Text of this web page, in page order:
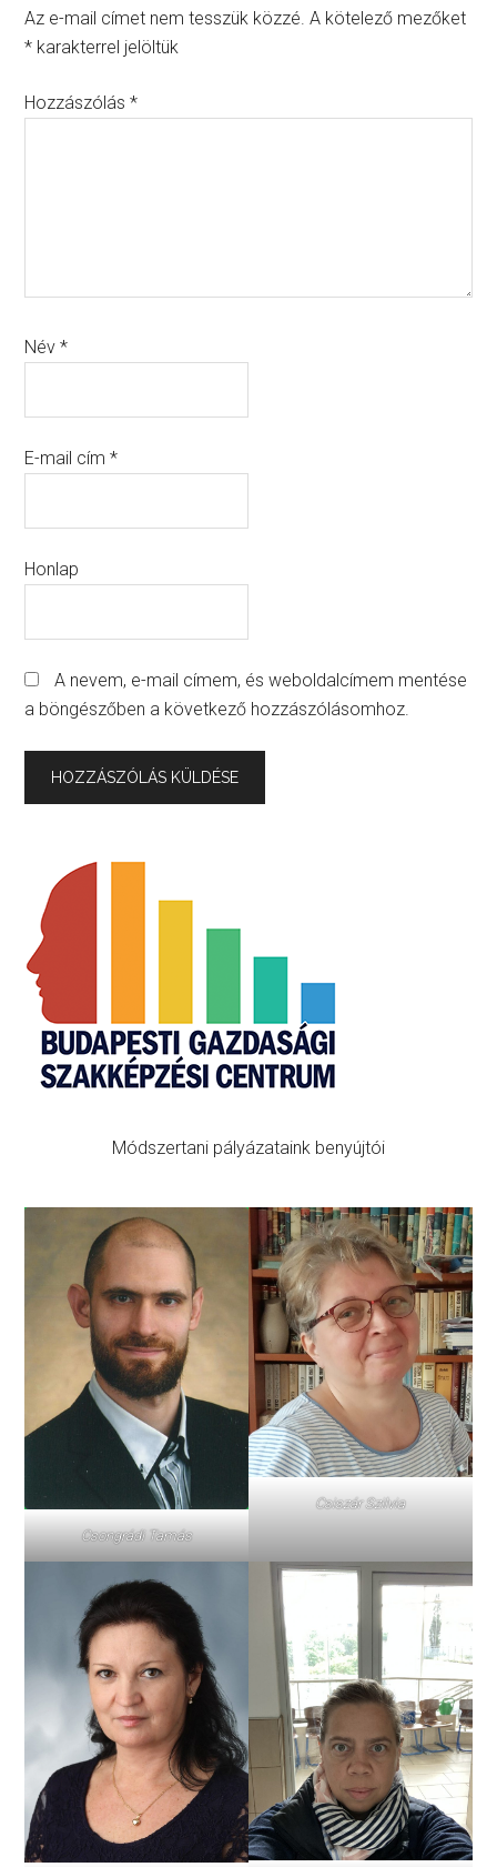
Interactions
Az e-mail címet nem tesszük közzé. A kötelező mezőket
* karakterrel jelöltük
Hozzászólás*
Név*
E-mail cím*
Honlap
A nevem, e-mail címem, és weboldalcímem mentése
a böngészőben a következő hozzászólásomhoz.
Primary
Sidebar
Módszertani pályázataink benyújtói
Csongrádi Tamás
Csiszár Szilvia